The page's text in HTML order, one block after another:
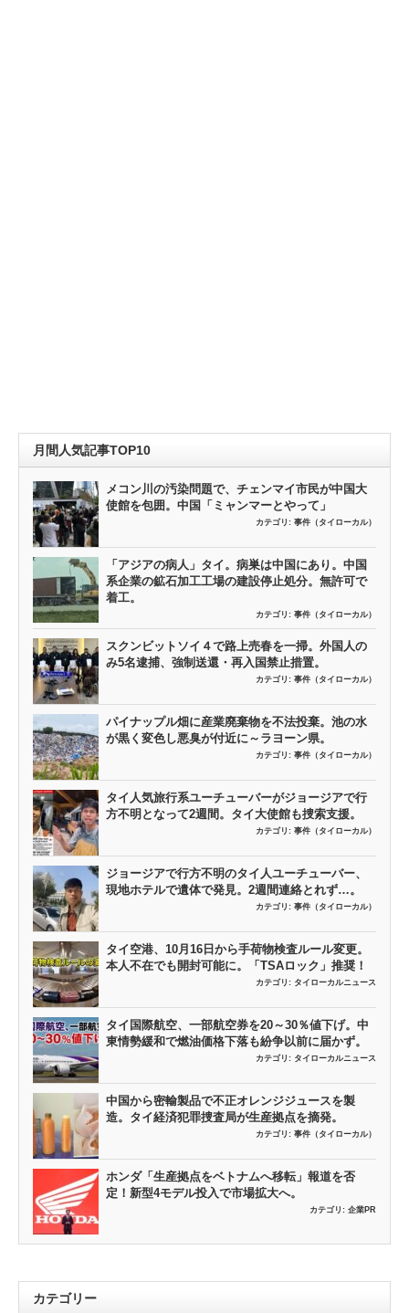
月間人気記事TOP10
メコン川の汚染問題で、チェンマイ市民が中国大
使館を包囲。中国「ミャンマーとやって」
カテゴリ: 事件（タイローカル）
「アジアの病人」タイ。病巣は中国にあり。中国
系企業の鉱石加工工場の建設停止処分。無許可で
着工。
カテゴリ: 事件（タイローカル）
スクンビットソイ４で路上売春を一掃。外国人の
み5名逮捕、強制送還・再入国禁止措置。
カテゴリ: 事件（タイローカル）
パイナップル畑に産業廃棄物を不法投棄。池の水
が黒く変色し悪臭が付近に～ラヨーン県。
カテゴリ: 事件（タイローカル）
タイ人気旅行系ユーチューバーがジョージアで行
方不明となって2週間。タイ大使館も捜索支援。
カテゴリ: 事件（タイローカル）
ジョージアで行方不明のタイ人ユーチューバー、
現地ホテルで遺体で発見。2週間連絡とれず…。
カテゴリ: 事件（タイローカル）
タイ空港、10月16日から手荷物検査ルール変更。
本人不在でも開封可能に。「TSAロック」推奨！
カテゴリ: タイローカルニュース
タイ国際航空、一部航空券を20～30％値下げ。中
東情勢緩和で燃油価格下落も紛争以前に届かず。
カテゴリ: タイローカルニュース
中国から密輸製品で不正オレンジジュースを製
造。タイ経済犯罪捜査局が生産拠点を摘発。
カテゴリ: 事件（タイローカル）
ホンダ「生産拠点をベトナムへ移転」報道を否
定！新型4モデル投入で市場拡大へ。
カテゴリ: 企業PR
カテゴリー